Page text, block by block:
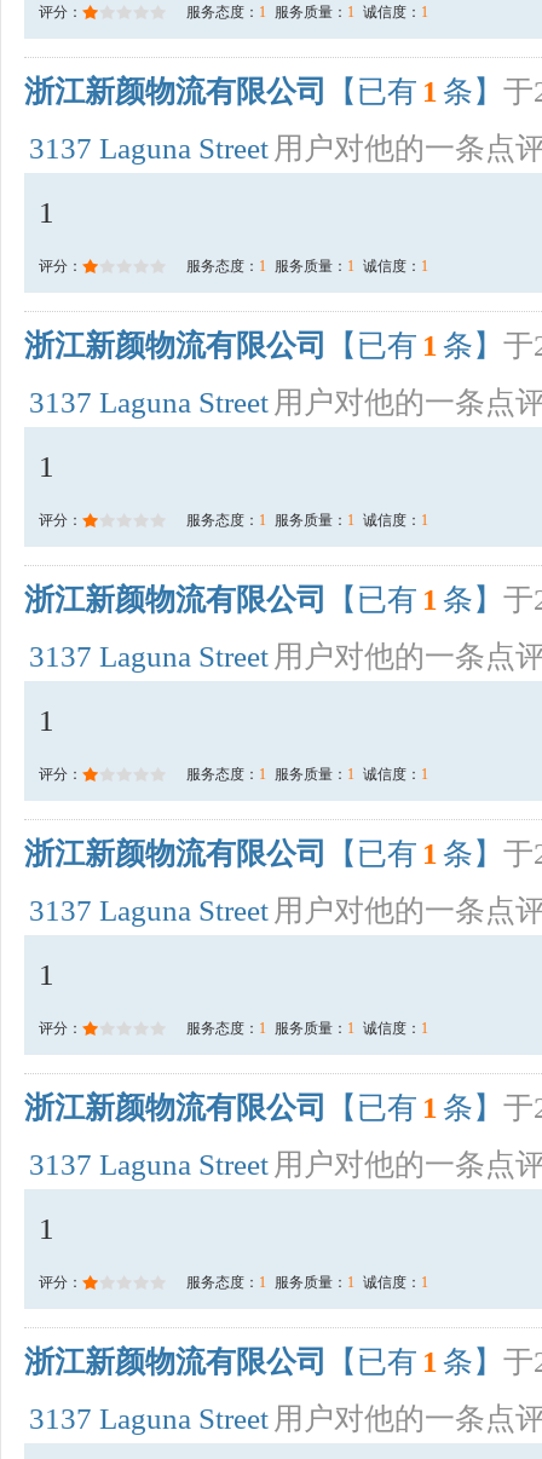
评分： 服务态度： 1 服务质量： 1 诚信度： 1
浙江新颜物流有限公司 【已有 1 条】 于
3137 Laguna Street 用户对他的一条点
1
评分： 服务态度： 1 服务质量： 1 诚信度： 1
浙江新颜物流有限公司 【已有 1 条】 于
3137 Laguna Street 用户对他的一条点
1
评分： 服务态度： 1 服务质量： 1 诚信度： 1
浙江新颜物流有限公司 【已有 1 条】 于
3137 Laguna Street 用户对他的一条点
1
评分： 服务态度： 1 服务质量： 1 诚信度： 1
浙江新颜物流有限公司 【已有 1 条】 于
3137 Laguna Street 用户对他的一条点
1
评分： 服务态度： 1 服务质量： 1 诚信度： 1
浙江新颜物流有限公司 【已有 1 条】 于
3137 Laguna Street 用户对他的一条点
1
评分： 服务态度： 1 服务质量： 1 诚信度： 1
浙江新颜物流有限公司 【已有 1 条】 于
3137 Laguna Street 用户对他的一条点